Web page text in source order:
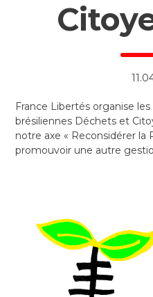
France Libertés organise
brésiliennes Déchets et
notre axe « Reconsidérer la
promouvoir une autre